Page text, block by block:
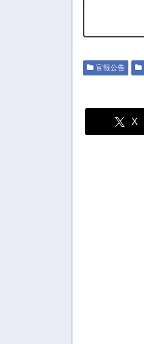
官報公告
X